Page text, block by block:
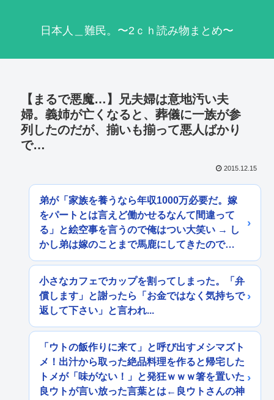
日本人＿難民。〜2ｃｈ読み物まとめ〜
【まるで悪魔…】兄夫婦は意地汚い夫
婦。義姉が亡くなると、葬儀に一族が参
列したのだが、揃いも揃って悪人ばかり
で…
2015.12.15
弟が「家族を養うなら年収1000万必要だ。嫁
をパートとは言えど働かせるなんて間違って
る」と絵空事を言うので俺はつい大笑い → し
かし弟は嫁のことまで馬鹿にしてきたので…
小さなカフェでカップを割ってしまった。「弁
償します」と謝ったら「お金ではなく気持ちで
返して下さい」と言われ...
「ウトの飯作りに来て」と呼び出すメシマズト
メ！出汁から取った絶品料理を作ると帰宅した
トメが「味がない！」と発狂ｗｗｗ箸を置いた
良ウトが言い放った言葉とは←良ウトさんの神